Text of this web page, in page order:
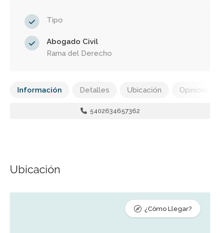
Tipo
Abogado Civil
Rama del Derecho
Información Detalles Ubicación Opiniones
5402634657362
Ubicación
¿Cómo Llegar?